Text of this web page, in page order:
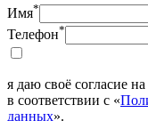
Имя*
Телефон*
я даю своё согласие
в соответствии с «
данных».